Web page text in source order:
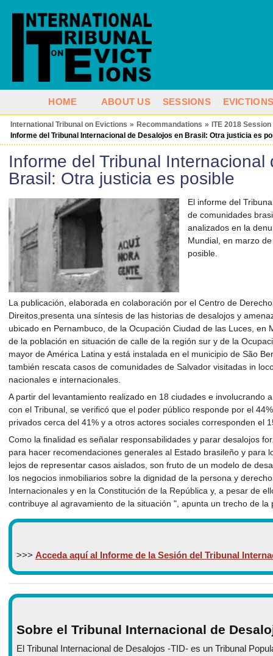
HOME ABOUT US SESSIONS
International Tribunal on Evictions » Recommandations » ITE 2018
Informe del Tribunal Internacional de Desalojos en Brasil: Otra justicia es
Informe del Tribunal Internacional
Brasil: Otra justicia es posible
El informe del
de comunidades
analizados en la
Mundial, en marzo
posible.
La publicación, elaborada en colaboración por el Centro de
Direitos,presenta una síntesis de las historias de desalojos y
ubicado en Pernambuco, de la Ocupación Ciudad de las Luces, en
de la población en situación de calle de la región sur y de la
mayor de América Latina y está instalada en el municipio de São
también rescata casos de comunidades de Salvador visitadas in
nacionales e internacionales.
A partir del levantamiento realizado en 18 ciudades e involucrando
con el Tribunal, se verificó que el poder público responde por el
privados cerca del 41% y a otros actores sociales corresponden el
Como la finalidad es señalar responsabilidades y parar desalojos
para hacer recomendaciones generales al Estado brasileño y para
lejos de representar casos aislados, son fruto de un modelo de
los negocios inmobiliarios sobre la dignidad de la persona y
Internacionales y en la Constitución de la República y, a pesar de
contribuye al agravamiento de la situación ", apunta un trecho de la
>>> Acceda aquí al Informe de la Sesión del Tribunal
Sobre el Tribunal Internacional de
El Tribunal Internacional de Desalojos -TID- es un Tribunal